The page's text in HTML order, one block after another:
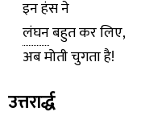
इन हंस ने
लंघनबहुत कर लिए,
अब मोती चुगता है!
उत्तरार्द्ध